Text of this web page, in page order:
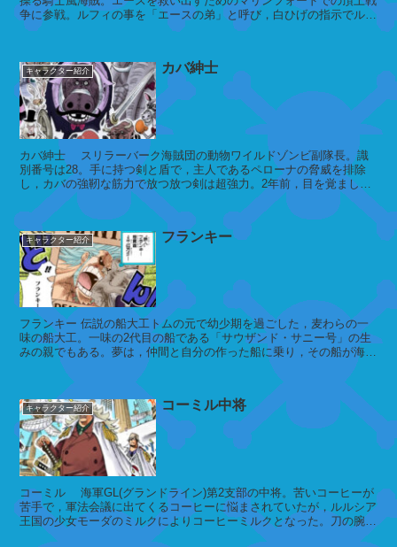
カ
ロ
ス
・
ム
ッ
ヒ
ハ
モ
ン
ド
ウ
ゾ
ウ
ゼ
争に参戦。ルフィの事を「エースの弟」と呼び，白ひげの指示でルフ
キャラクター紹介 カバ紳士
カバ紳士 スリラーバーク海賊団の動物ワイルドゾンビ副隊長。識
別番号は28。手に持つ剣と盾で，主人であるペローナの脅威を排除
し，カバの強靭な筋力で放つ放つ剣は超強力。2年前，目を覚ました
ナミたちを襲うが，サンジの影が...
キャラクター紹介 フランキー
フランキー 伝説の船大工トムの元で幼少期を過ごした，麦わらの一
味の船大工。一味の2代目の船である「サウザンド・サニー号」の生
みの親でもある。夢は，仲間と自分の作った船に乗り，その船が海の
果てにたどり着くのを見届けるこ...
キャラクター紹介 コーミル中将
コーミル 海軍GL(グランドライン)第2支部の中将。苦いコーヒーが
苦手で，軍法会議に出てくるコーヒーに悩まされていたが，ルルシア
王国の少女モーダのミルクによりコーヒーミルクとなった。刀の腕前
は超一流で，エースの処刑...